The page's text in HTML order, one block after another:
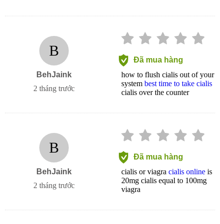
B
BehJaink
2 tháng trước
Đã mua hàng
how to flush cialis out of your
system best time to take cialis
cialis over the counter
B
BehJaink
2 tháng trước
Đã mua hàng
cialis or viagra cialis online is
20mg cialis equal to 100mg
viagra